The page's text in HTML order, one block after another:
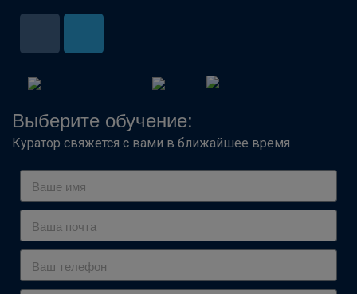
Выберите обучение:
Куратор свяжется с вами в ближайшее время